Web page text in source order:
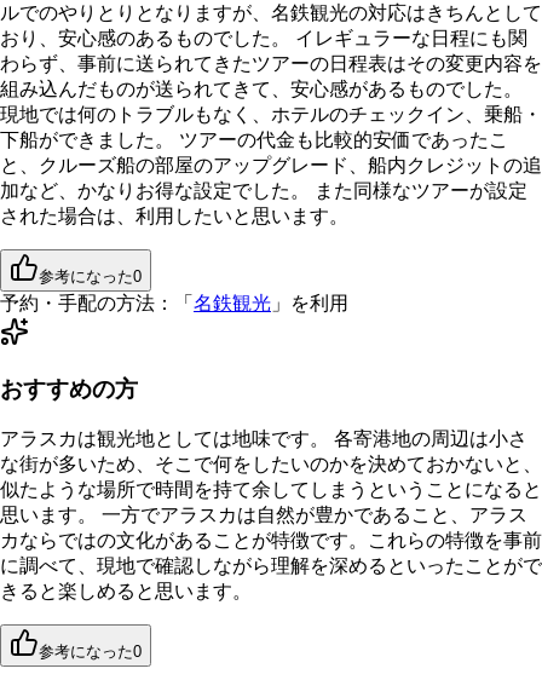
ルでのやりとりとなりますが、名鉄観光の対応はきちんとして
おり、安心感のあるものでした。 イレギュラーな日程にも関
わらず、事前に送られてきたツアーの日程表はその変更内容を
組み込んだものが送られてきて、安心感があるものでした。
現地では何のトラブルもなく、ホテルのチェックイン、乗船・
下船ができました。 ツアーの代金も比較的安価であったこ
と、クルーズ船の部屋のアップグレード、船内クレジットの追
加など、かなりお得な設定でした。 また同様なツアーが設定
された場合は、利用したいと思います。
参考になった0
予約・手配の方法： 「 名鉄観光 」を利用
おすすめの方
アラスカは観光地としては地味です。 各寄港地の周辺は小さ
な街が多いため、そこで何をしたいのかを決めておかないと、
似たような場所で時間を持て余してしまうということになると
思います。 一方でアラスカは自然が豊かであること、アラス
カならではの文化があることが特徴です。これらの特徴を事前
に調べて、現地で確認しながら理解を深めるといったことがで
きると楽しめると思います。
参考になった0